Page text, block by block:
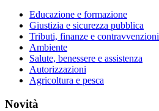
Educazione e formazione
Giustizia e sicurezza pubblica
Tributi, finanze e contravvenzioni
Ambiente
Salute, benessere e assistenza
Autorizzazioni
Agricoltura e pesca
Novità